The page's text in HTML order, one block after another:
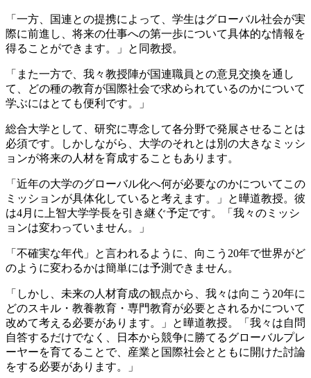
「一方、国連との提携によって、学生はグローバル社会が実
際に前進し、将来の仕事への第一歩について具体的な情報を
得ることができます。」と同教授。
「また一方で、我々教授陣が国連職員との意見交換を通し
て、どの種の教育が国際社会で求められているのかについて
学ぶにはとても便利です。」
総合大学として、研究に専念して各分野で発展させることは
必須です。しかしながら、大学のそれとは別の大きなミッシ
ョンが将来の人材を育成することもあります。
「近年の大学のグローバル化へ何が必要なのかについてこの
ミッションが具体化していると考えます。」と曄道教授。彼
は4月に上智大学学長を引き継ぐ予定です。「我々のミッシ
ョンは変わっていません。」
「不確実な年代」と言われるように、向こう20年で世界がど
のように変わるかは簡単には予測できません。
「しかし、未来の人材育成の観点から、我々は向こう20年に
どのスキル・教養教育・専門教育が必要とされるかについて
改めて考える必要があります。」と曄道教授。「我々は自問
自答するだけでなく、日本から競争に勝てるグローバルプレ
ーヤーを育てることで、産業と国際社会とともに開けた討論
をする必要があります。」